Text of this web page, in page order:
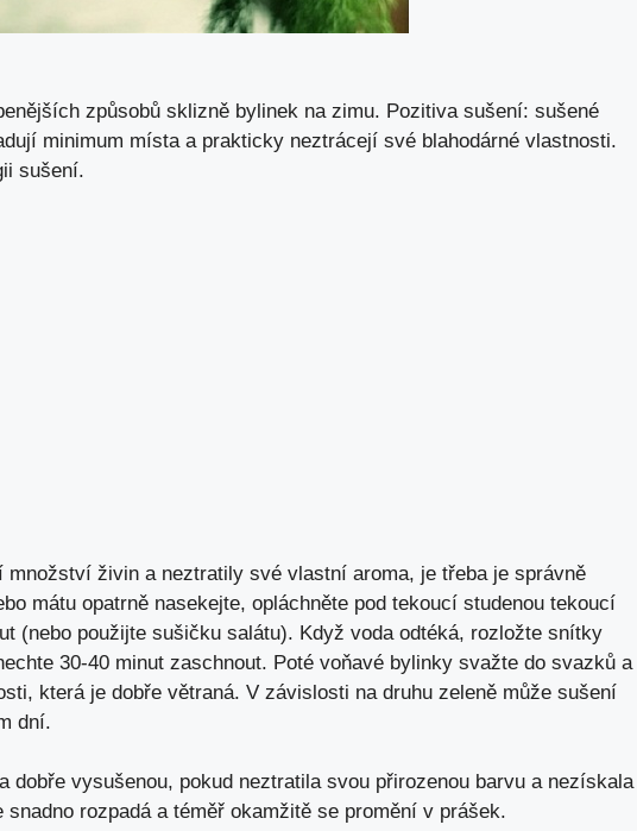
způsobů sklizně bylinek na zimu. Pozitiva sušení: sušené
minimum místa a prakticky neztrácejí své blahodárné vlastnosti.
sušení.
živin a neztratily své vlastní aroma, je třeba je správně
mátu opatrně nasekejte, opláchněte pod tekoucí studenou tekoucí
(nebo použijte sušičku salátu). Když voda odtéká, rozložte snítky
30-40 minut zaschnout. Poté voňavé bylinky svažte do svazků a
která je dobře větraná. V závislosti na druhu zeleně může sušení
dní.
dobře vysušenou, pokud neztratila svou přirozenou barvu a nezískala
rozpadá a téměř okamžitě se promění v prášek.